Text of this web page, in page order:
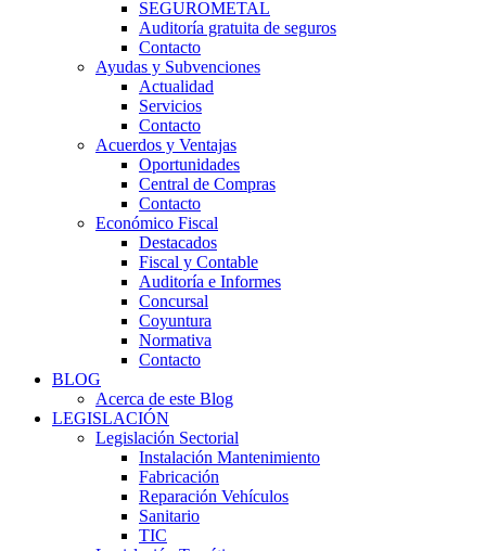
SEGUROMETAL
Auditoría gratuita de seguros
Contacto
Ayudas y Subvenciones
Actualidad
Servicios
Contacto
Acuerdos y Ventajas
Oportunidades
Central de Compras
Contacto
Económico Fiscal
Destacados
Fiscal y Contable
Auditoría e Informes
Concursal
Coyuntura
Normativa
Contacto
BLOG
Acerca de este Blog
LEGISLACIÓN
Legislación Sectorial
Instalación Mantenimiento
Fabricación
Reparación Vehículos
Sanitario
TIC